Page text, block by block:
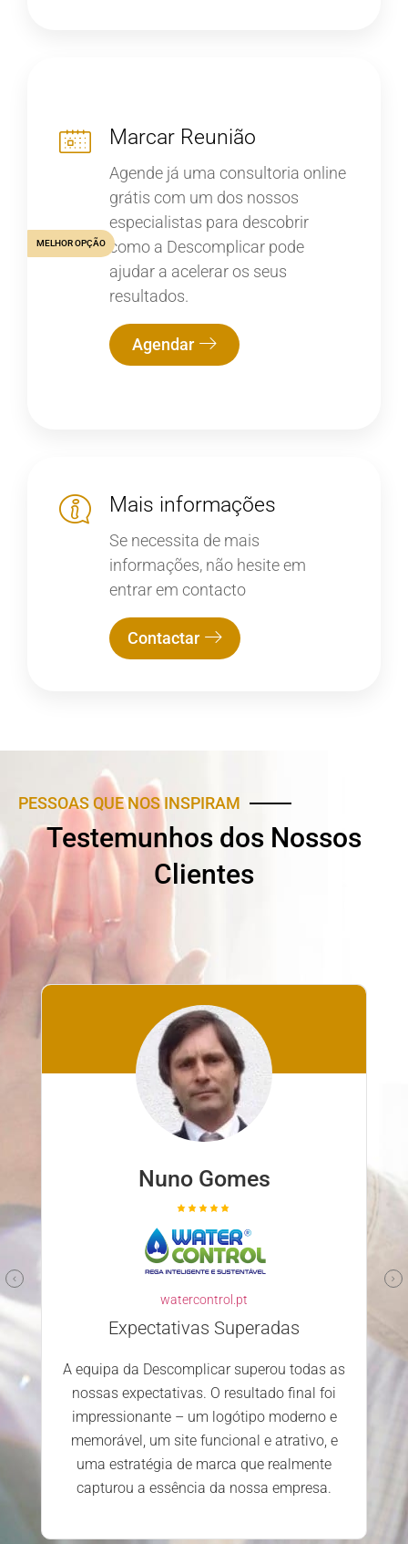
Marcar Reunião
Agende já uma consultoria online
grátis com um dos nossos
especialistas para descobrir
como a Descomplicar pode
ajudar a acelerar os seus
resultados.
Agendar
MELHOR OPÇÃO
Mais informações
Se necessita de mais
informações, não hesite em
entrar em contacto
Contactar
PESSOAS QUE NOS INSPIRAM
Testemunhos dos Nossos
Clientes
Nuno Ferreira
familyclinic.pt
Parceiro confiável e competente
Escolher a Descomplicar.pt para
desenvolver o nosso site foi uma excelente
equipa mostrou-se profissional, atenciosa e
dedicada. Estamos extremamente
satisfeitos com o serviço prestado e os
resultados alcançados.